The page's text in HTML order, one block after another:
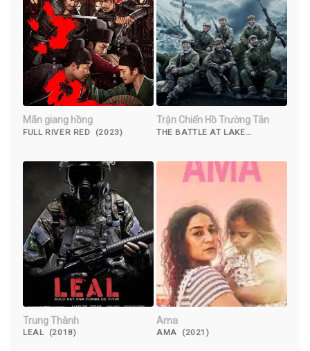
Mãn giang hồng
FULL RIVER RED (2023)
Trận Chiến Hồ Trường Tân
THE BATTLE AT LAKE
Trung Thành
LEAL (2018)
Ama
AMA (2021)